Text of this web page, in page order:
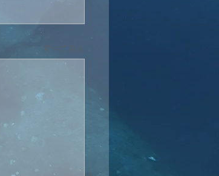
すべて表示